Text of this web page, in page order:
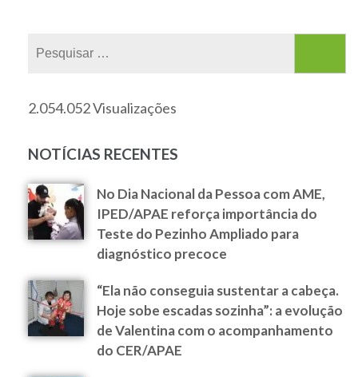
2.054.052 Visualizações
NOTÍCIAS RECENTES
No Dia Nacional da Pessoa com AME,
IPED/APAE reforça importância do
Teste do Pezinho Ampliado para
diagnóstico precoce
“Ela não conseguia sustentar a cabeça.
Hoje sobe escadas sozinha”: a evolução
de Valentina com o acompanhamento
do CER/APAE